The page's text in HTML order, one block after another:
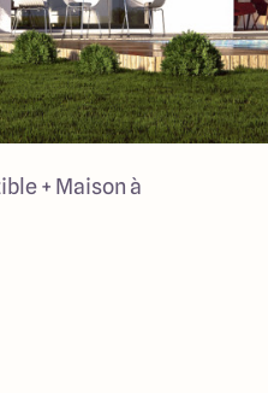
+ Maison à